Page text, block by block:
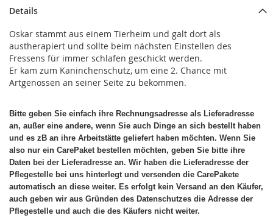
Details
Oskar stammt aus einem Tierheim und galt dort als
austherapiert und sollte beim nächsten Einstellen des
Fressens für immer schlafen geschickt werden.
Er kam zum Kaninchenschutz, um eine 2. Chance mit
Artgenossen an seiner Seite zu bekommen.
Bitte geben Sie einfach ihre Rechnungsadresse als Lieferadresse
an, außer eine andere, wenn Sie auch Dinge an sich bestellt haben
und es zB an ihre Arbeitstätte geliefert haben möchten. Wenn Sie
also nur ein CarePaket bestellen möchten, geben Sie bitte ihre
Daten bei der Lieferadresse an. Wir haben die Lieferadresse der
Pflegestelle bei uns hinterlegt und versenden die CarePakete
automatisch an diese weiter. Es erfolgt kein Versand an den Käufer,
auch geben wir aus Gründen des Datenschutzes die Adresse der
Pflegestelle und auch die des Käufers nicht weiter.